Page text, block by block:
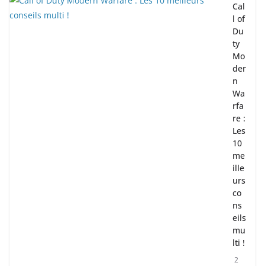
Cal
l of
Du
ty
Mo
der
n
Wa
rfa
re :
Les
10
me
ille
urs
co
ns
eils
mu
lti !
2